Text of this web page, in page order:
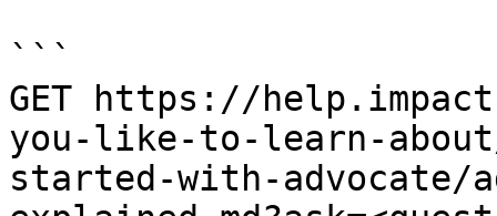
```
GET https://
you-like-to-learn-
started-with-advocate/